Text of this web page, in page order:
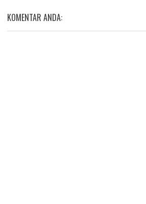
KOMENTAR ANDA: